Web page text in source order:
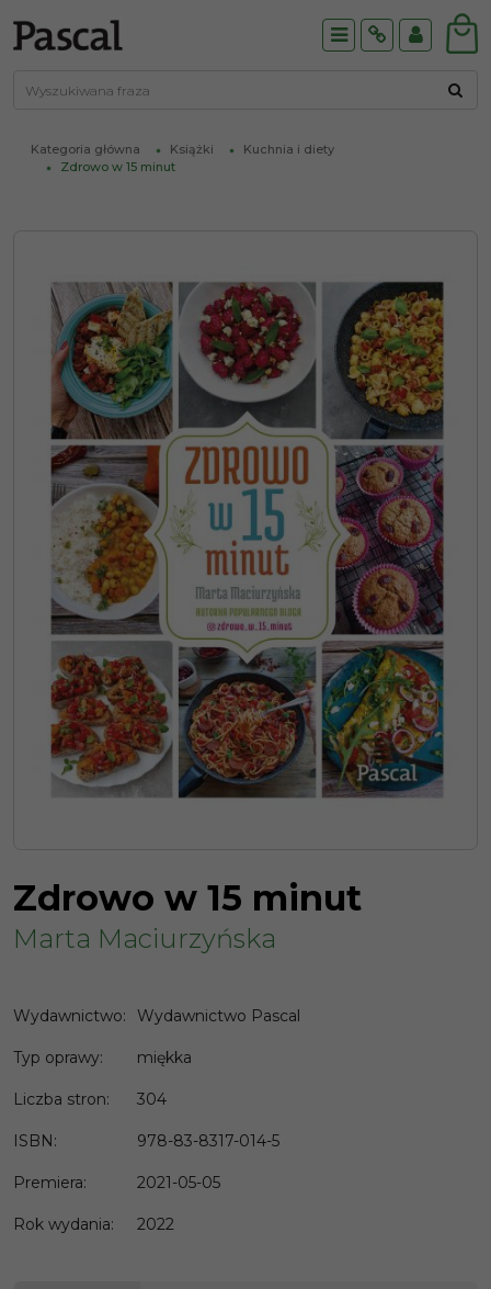
MenuInfoPanel
Kategoria główna Książki
Kuchnia i diety
Zdrowo w 15 minut
Zdrowo w 15 minut
Marta Maciurzyńska
Wydawnictwo: Wydawnictwo Pascal
Typ oprawy: miękka
Liczba stron: 304
ISBN : 978-83-8317-014-5
Premiera: 2021-05-05
Rok wydania: 2022